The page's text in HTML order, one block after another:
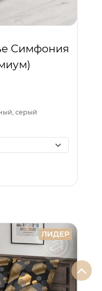
Симфония
серый
ЛИДЕР